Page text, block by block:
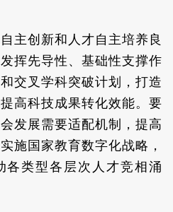
主创新和人才自主培养良
挥先导性、基础性支撑作
交叉学科突破计划，打造
高科技成果转化效能。要
发展需要适配机制，提高
施国家教育数字化战略，
各类型各层次人才竞相涌